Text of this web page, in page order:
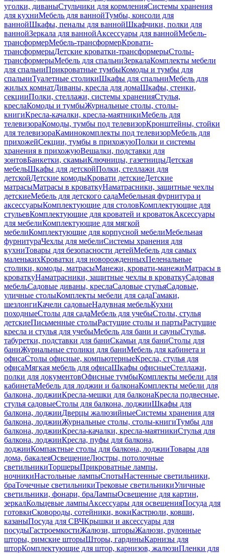
уголки, диваныСтульчики для кормленияСистемы хранения
для кухниМебель для ваннойТумбы, консоли для
ваннойШкафы, пеналы для ваннойШкафчики, полки для
ваннойЗеркала для ваннойАксессуары для ваннойМебель-
трансформерМебель-трансформерКровати-
трансформерыДетские кроватки-трансформерыСтолы-
трансформерыМебель для спальниЗеркалаКомплекты мебели
для спальниПрикроватные тумбыКомоды и тумбы для
спальниТуалетные столикиШкафы для спальниМебель для
жилых комнатДиваны, кресла для домаШкафы, стенки,
секцииПолки, стеллажи, системы храненияСтулья,
креслаКомоды и тумбыЖурнальные столы, столы-
книгиКресла-качалки, кресла-маятникиМебель для
телевизораКомоды, тумбы под телевизорКронштейны, стойки
для телевизораКаминокомплекты под телевизорМебель для
прихожейСекции, тумбы в прихожуюПолки и системы
хранения в прихожуюВешалки, подставки для
зонтовБанкетки, скамьиКлючницы, газетницыДетская
мебельШкафы для детскойПолки, стеллажи для
детскойДетские комодыКровати детскиеДетские
матрасыМатрасы в кроваткуНаматрасники, защитные чехлы
детскиеМебель для детского садаМебельная фурнитура и
аксессуарыКомплектующие для столовКомплектующие для
стульевКомплектующие для кроватей и кроватокАксессуары
для мебелиКомплектующие для мягкой
мебелиКомплектующие для корпусной мебелиМебельная
фурнитураЧехлы для мебелиСистемы хранения для
кухниТовары для безопасности детейМебель для самых
маленькихКроватки для новорожденныхПеленальные
столики, комоды, матрасыМанежи, кровати-манежиМатрасы в
кроваткуНаматрасники, защитные чехлы в кроваткуСадовая
мебельСадовые диваны, креслаСадовые стульяСадовые,
уличные столыКомплекты мебели для садаГамаки,
шезлонгиКачели садовыеНадувная мебельКухни
походныеСтолы для садаМебель для учебыСтолы, стулья
детскиеПисьменные столыРастущие столы и партыРастущие
кресла и стулья для учебыМебель для бани и сауныСтулья,
табуретки, подставки для баниСкамьи для баниСтолы для
баниЖурнальные столики для баниМебель для кабинета и
офисаСтолы офисные, компьютерныеКресла, стулья для
офисаМягкая мебель для офисаШкафы офисныеСтеллажи,
полки для документовОфисные тумбыКомплекты мебели для
кабинетаМебель для лоджии и балконаКомплекты мебели для
балкона, лоджииКресла-мешки для балконаКресла подвесные,
стулья садовыеСтолы для балкона, лоджииШкафы для
балкона, лоджииДверцы жалюзийныеСистемы хранения для
балкона, лоджииЖурнальные столы, столы-книгиТумбы для
балкона, лоджииКресла-качалки, кресла-маятникиСтулья для
балкона, лоджииКресла, пуфы для балкона,
лоджииКомпактные столы для балкона, лоджииТовары для
дома, бакалеяОсвещениеЛюстры, потолочные
светильникиТоршерыПрикроватные лампы,
ночникиНастольные лампыСпотыНастенные светильники,
браТочечные светильникиТрековые светильникиУличные
светильники, фонари, браЛампыОсвещение для картин,
зеркалКольцевые лампыАксессуары для освещенияПосуда для
готовкиСковороды, сотейники, вокиКастрюли, ковши,
казаныПосуда для СВЧКрышки и аксессуары для
посудыГастроемкостиЖалюзи, шторыЖалюзи, рулонные
шторы, римские шторыШторы, гардиныКарнизы для
шторКомплектующие для штор, карнизов, жалюзиПленки для